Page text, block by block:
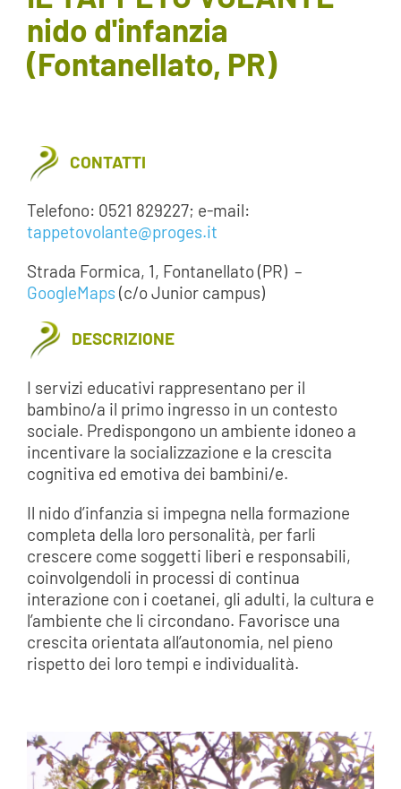
AREA SOCI
AREA RISERVATA
LAVORA CON NOI
nido d'infanzia
(Fontanellato, PR)
CONTATTI
Telefono: 0521 829227; e-mail:
tappetovolante@proges.it
Strada Formica, 1, Fontanellato (PR) –
GoogleMaps(c/o Junior campus)
DESCRIZIONE
I servizi educativi rappresentano per il
bambino/a il primo ingresso in un contesto
sociale. Predispongono un ambiente idoneo a
incentivare la socializzazione e la crescita
cognitiva ed emotiva dei bambini/e.
Il nido d’infanzia si impegna nella formazione
completa della loro personalità, per farli
crescere come soggetti liberi e responsabili,
coinvolgendoli in processi di continua
interazione con i coetanei, gli adulti, la cultura e
l’ambiente che li circondano. Favorisce una
crescita orientata all’autonomia, nel pieno
rispetto dei loro tempi e individualità.